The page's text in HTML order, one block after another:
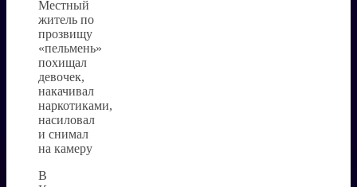
Местный
житель по
прозвищу
«пельмень»
похищал
девочек,
накачивал
наркотиками,
насиловал
и снимал
на камеру
В